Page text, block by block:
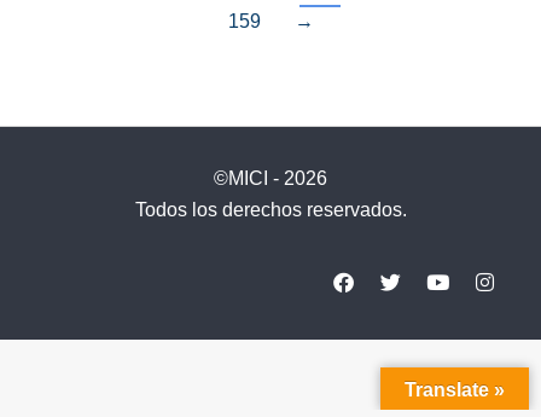
159
→
©MICI - 2026
Todos los derechos reservados.
Translate »